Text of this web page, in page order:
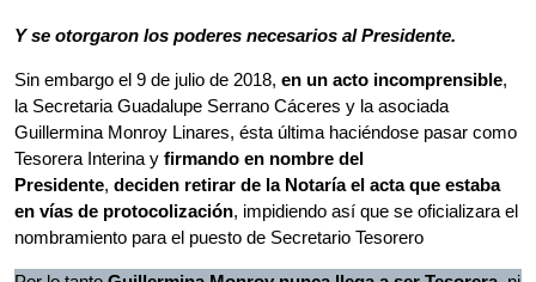
Y se otorgaron los poderes necesarios al Presidente.
Sin embargo el 9 de julio de 2018, en un acto incomprensible,
la Secretaria Guadalupe Serrano Cáceres y la asociada
Guillermina Monroy Linares, ésta última haciéndose pasar como
Tesorera Interina y firmando en nombre del
Presidente, deciden retirar de la Notaría el acta que estaba
en vías de protocolización, impidiendo así que se oficializara el
nombramiento para el puesto de Secretario Tesorero